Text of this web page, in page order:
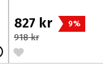
827 kr 9%
918 kr